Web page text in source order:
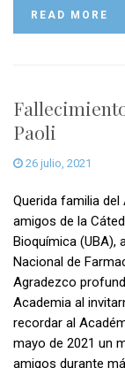
READ MORE
Paoli
26 julio, 2021
Querida familia del
amigos de la
Bioquímica (UBA),
Nacional de
Agradezco
Academia al
recordar al
mayo de 2021 un
amigos durante